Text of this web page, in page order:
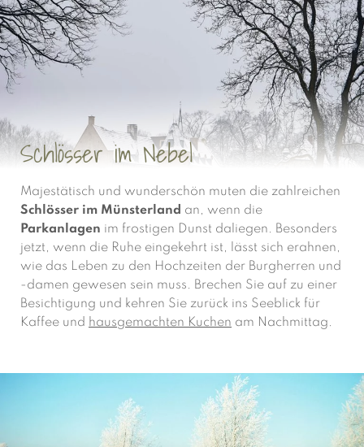
Schlösser im Nebel
Majestätisch und wunderschön muten die zahlreichen
Schlösser im Münsterland an, wenn die
Parkanlagen im frostigen Dunst daliegen. Besonders
jetzt, wenn die Ruhe eingekehrt ist, lässt sich erahnen,
wie das Leben zu den Hochzeiten der Burgherren und
-damen gewesen sein muss. Brechen Sie auf zu einer
Besichtigung und kehren Sie zurück ins Seeblick für
Kaffee und hausgemachten Kuchen am Nachmittag.